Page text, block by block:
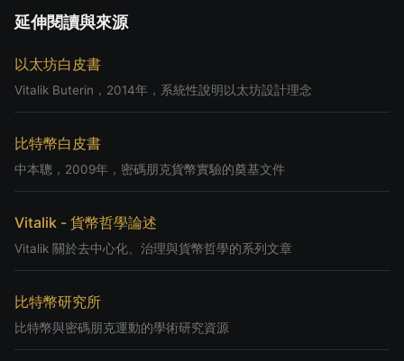
延伸閱讀與來源
以太坊白皮書
Vitalik Buterin，2014年，系統性說明以太坊設計理念
比特幣白皮書
中本聰，2009年，密碼朋克貨幣實驗的奠基文件
Vitalik - 貨幣哲學論述
Vitalik 關於去中心化、治理與貨幣哲學的系列文章
比特幣研究所
比特幣與密碼朋克運動的學術研究資源